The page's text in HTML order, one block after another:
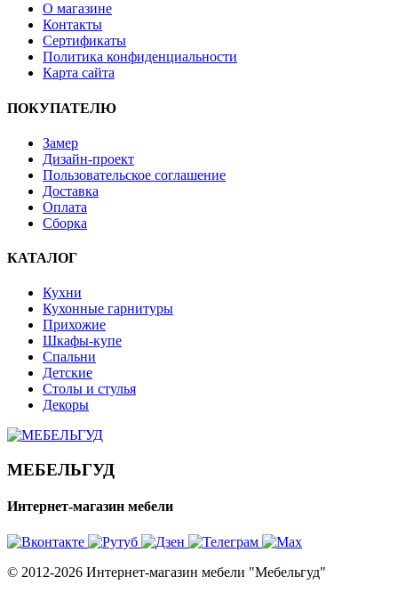
О магазине
Контакты
Сертификаты
Политика конфиденциальности
Карта сайта
ПОКУПАТЕЛЮ
Замер
Дизайн-проект
Пользовательское соглашение
Доставка
Оплата
Сборка
КАТАЛОГ
Кухни
Кухонные гарнитуры
Прихожие
Шкафы-купе
Спальни
Детские
Столы и стулья
Декоры
МЕБЕЛЬГУД
Интернет-магазин мебели
© 2012-2026 Интернет-магазин мебели "Мебельгуд"